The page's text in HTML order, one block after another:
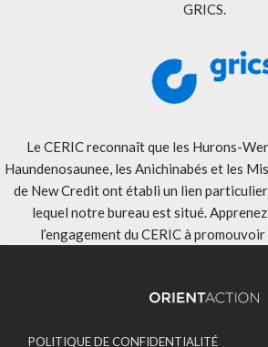
GRICS.
Le CERIC reconnaît que les Hurons-
Haundenosaunee, les Anichinabés et les
de New Credit ont établi un lien
lequel notre bureau est situé.
l’engagement du CERIC à
POLITIQUE DE CONFIDENTIALITÉ